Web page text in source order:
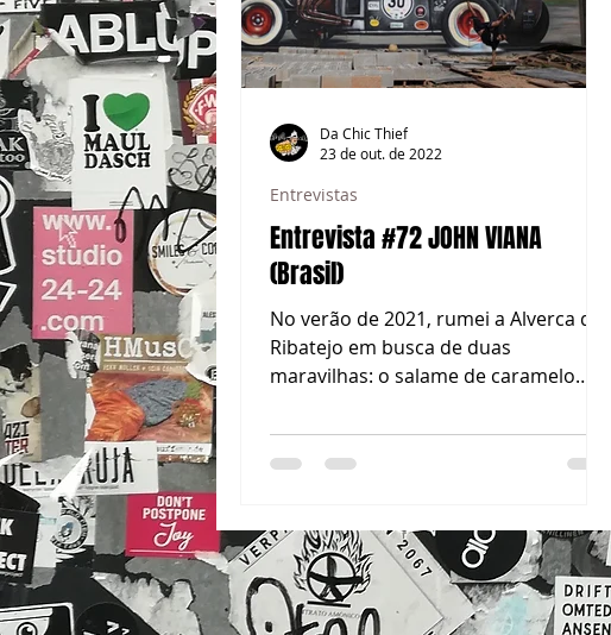
Entrevista #72 JOHN VIANA
(Brasil)
No verão de 2021, rumei a Alverca do
Ribatejo em busca de duas
maravilhas: o salame de caramelo
magnífi
Entrevistas
Da Chic Thief
23 de out. de 2022